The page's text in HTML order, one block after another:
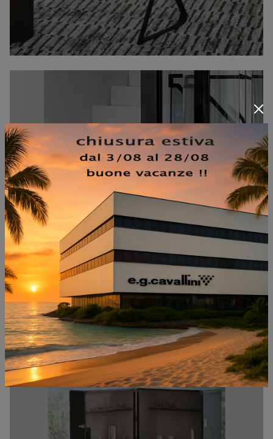
FIDELIO ELLIPTICAL TAVOLINO